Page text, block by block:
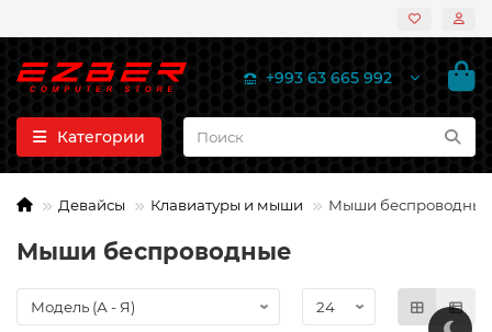
+993 63 665 992
Категории
Девайсы Клавиатуры и мыши Мыши беспроводные
Мыши беспроводные